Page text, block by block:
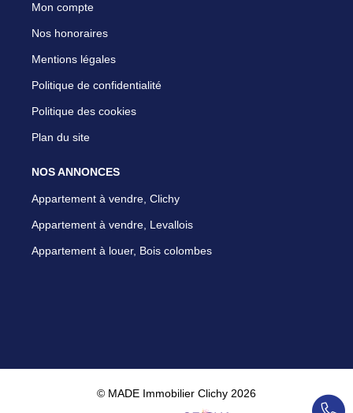
Mon compte
Nos honoraires
Mentions légales
Politique de confidentialité
Politique des cookies
Plan du site
NOS ANNONCES
Appartement à vendre, Clichy
Appartement à vendre, Levallois
Appartement à louer, Bois colombes
© MADE Immobilier Clichy 2026